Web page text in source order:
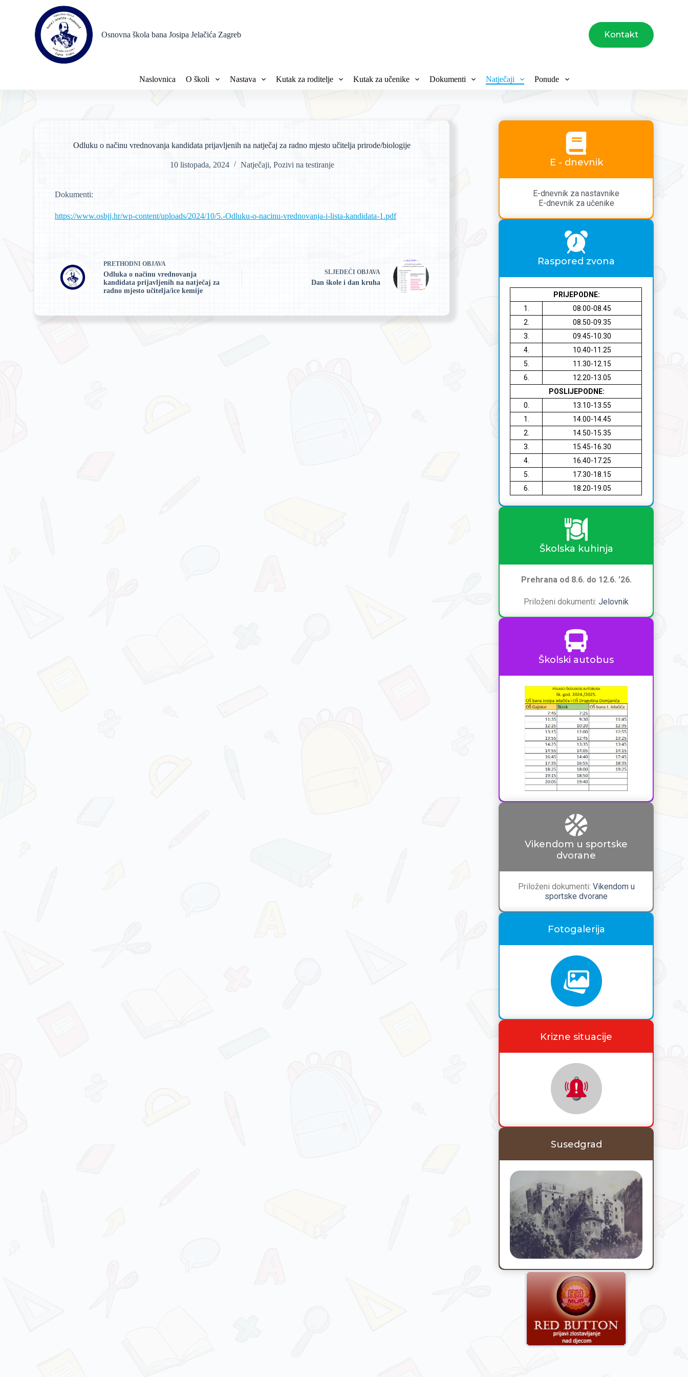
Osnovna škola bana Josipa Jelačića Zagreb Kontakt
Naslovnica O školi Nastava Kutak za roditelje Kutak za učenike Dokumenti Natječaji Ponude
Odluku o načinu vrednovanja kandidata prijavljenih na natječaj za radno mjesto učitelja prirode/biologije
10 listopada, 2024 Natječaji, Pozivi na testiranje
Dokumenti:
https://www.osbjj.hr/wp-content/uploads/2024/10/5.-Odluku-o-nacinu-vrednovanja-i-lista-kandidata-1.pdf
PRETHODNIOBJAVA
Odluka o načinu vrednovanja
kandidata prijavljenih na natječaj za
radno mjesto učitelja/ice kemije
SLJEDEĆI OBJAVA
Dan škole i dan kruha
E - dnevnik
E-dnevnik za nastavnike
E-dnevnik za učenike
Raspored zvona
PRIJEPODNE:
1.
08.00-08.45
2.
08.50-09.35
3.
09.45-10.30
4.
10.40-11.25
5.
11.30-12.15
6.
12.20-13.05
POSLIJEPODNE:
0.
13.10-13.55
1.
14.00-14.45
2.
14.50-15.35
3.
15.45-16.30
4.
16.40-17.25
5.
17.30-18.15
6.
18.20-19.05
Školska kuhinja
Prehrana od 8.6. do 12.6. ’26.
Priloženi dokumenti:Jelovnik
Školski autobus
Vikendom u sportske
dvorane
Priloženi dokumenti: Vikendom u
sportske dvorane
Fotogalerija
Krizne situacije
Susedgrad